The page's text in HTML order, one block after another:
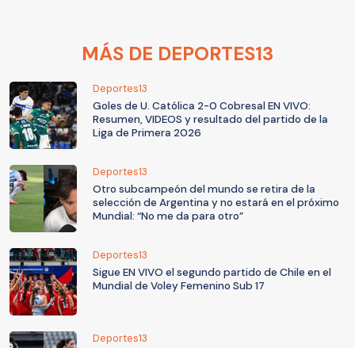
MÁS DE DEPORTES13
Deportes13
Goles de U. Católica 2-0 Cobresal EN VIVO:
Resumen, VIDEOS y resultado del partido de la
Liga de Primera 2026
Deportes13
Otro subcampeón del mundo se retira de la
selección de Argentina y no estará en el próximo
Mundial: “No me da para otro”
Deportes13
Sigue EN VIVO el segundo partido de Chile en el
Mundial de Voley Femenino Sub 17
Deportes13